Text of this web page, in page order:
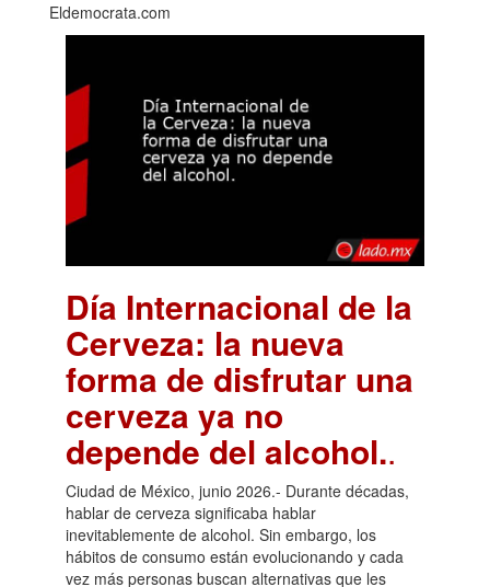
Eldemocrata.com
Día Internacional de la
Cerveza: la nueva
forma de disfrutar una
cerveza ya no
depende del alcohol..
Ciudad de México, junio 2026.- Durante décadas,
hablar de cerveza significaba hablar
inevitablemente de alcohol. Sin embargo, los
hábitos de consumo están evolucionando y cada
vez más personas buscan alternativas que les